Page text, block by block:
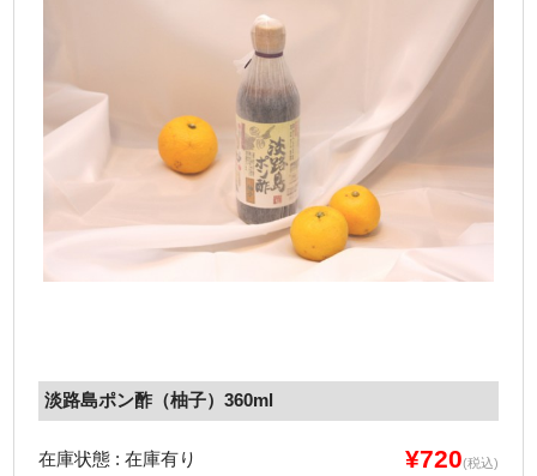
淡路島ポン酢（柚子）360ml
在庫状態 : 在庫有り ¥720(税込)